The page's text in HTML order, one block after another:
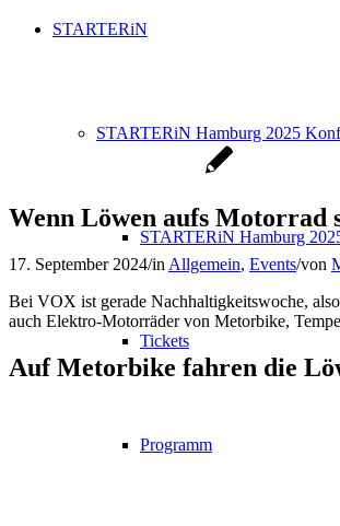
STARTERiN
STARTERiN Hamburg 2025
STARTERiN Hamburg
Tickets
Programm
Wenn Löwen aufs Motorrad
17. September 2024/in Allgemein, Events/von
Bei VOX ist gerade Nachhaltigkeitswoche,
auch Elektro-Motorräder von Metorbike,
Auf Metorbike fahren die